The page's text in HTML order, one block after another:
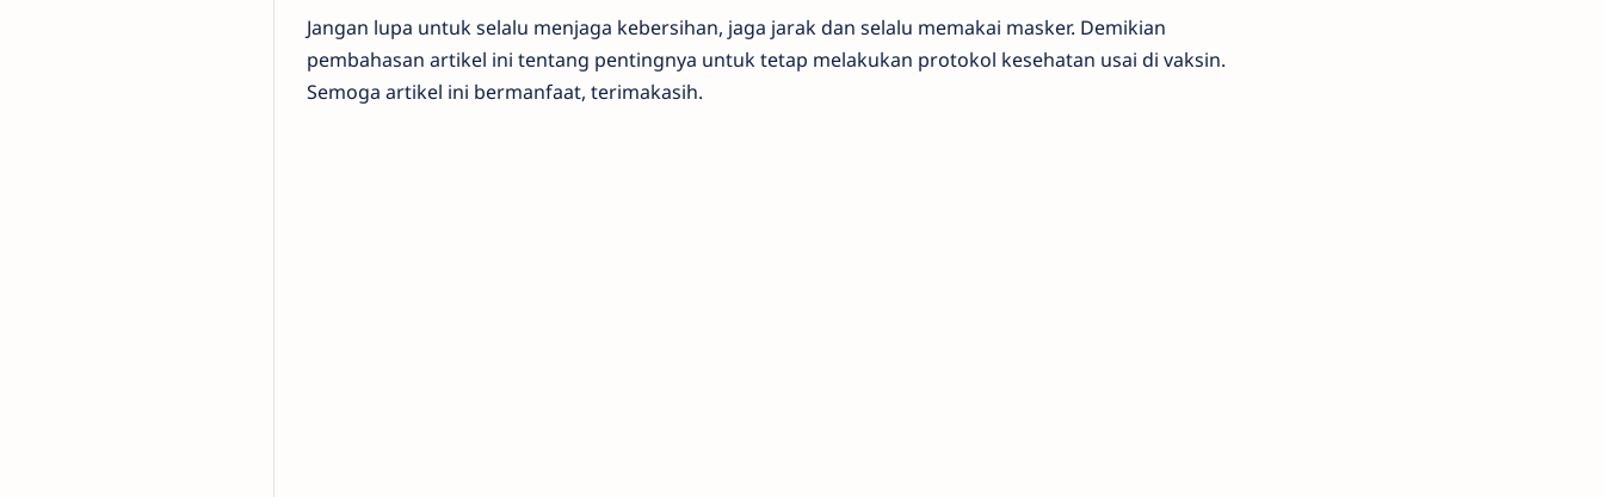
Jangan lupa untuk selalu menjaga kebersihan, jaga jarak dan selalu memakai masker. Demikian
pembahasan artikel ini tentang pentingnya untuk tetap melakukan protokol kesehatan usai di vaksin.
Semoga artikel ini bermanfaat, terimakasih.